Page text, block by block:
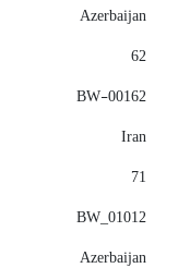
Azerbaijan
62
BW-00162
Iran
71
BW_01012
Azerbaijan